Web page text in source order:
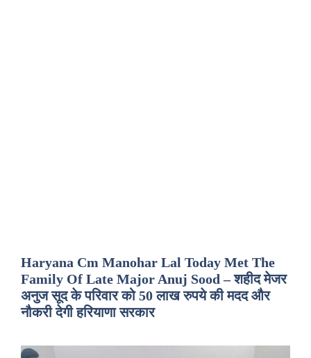
Haryana Cm Manohar Lal Today Met The
Family Of Late Major Anuj Sood – शहीद मेजर
अनुज सूद के परिवार को 50 लाख रुपये की मदद और
नौकरी देगी हरियाणा सरकार